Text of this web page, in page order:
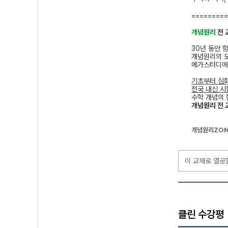
개념원리 전
30년 동안 함
개념원리의
메가스터디
기초부터 심
전국 내신 시
수학 개념의
개념원리 전
개념원리
이 교재로 열
클린 수강평